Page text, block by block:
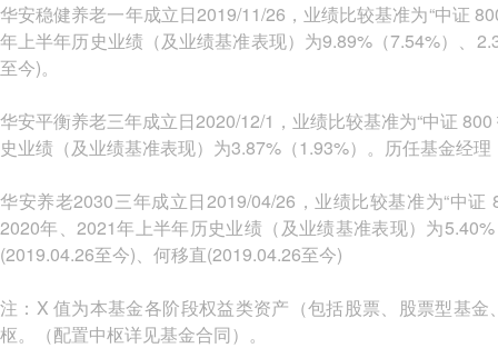
华安稳健养老一年成立日2019/11/26，业绩比较基准为“中证
年上半年历史业绩（及业绩基准表现）为9.89%（7.54%）、
至今)。
华安平衡养老三年成立日2020/12/1，业绩比较基准为“中证
史业绩（及业绩基准表现）为3.87%（1.93%）。历任基金经
华安养老2030三年成立日2019/04/26，业绩比较基准为“中
2020年、2021年上半年历史业绩（及业绩基准表现）为
(2019.04.26至今)、何移直(2019.04.26至今)
注：X 值为本基金各阶段权益类资产（包括股票、股票型基
枢。（配置中枢详见基金合同）。